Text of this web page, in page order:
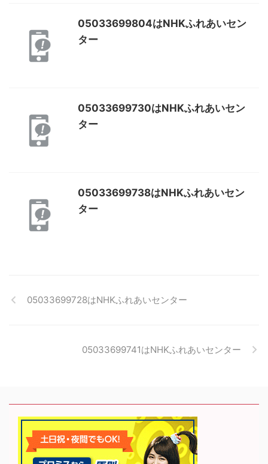
05033699804はNHKふれあいセン
ター
05033699730はNHKふれあいセン
ター
05033699738はNHKふれあいセン
ター
05033699728はNHKふれあいセンター
05033699741はNHKふれあいセンター